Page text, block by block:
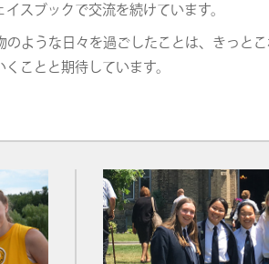
スブックで交流を続けています。
ような日々を過ごしたことは、きっと
ことと期待しています。